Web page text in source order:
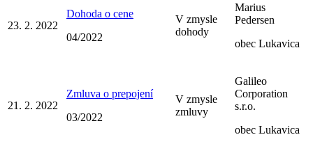
23. 2. 2022
Dohoda o cene
04/2022
V zmysle
dohody
Marius
Pedersen
obec Lukavica
21. 2. 2022
Zmluva o prepojení
03/2022
V zmysle
zmluvy
Galileo
Corporation
s.r.o.
obec Lukavica